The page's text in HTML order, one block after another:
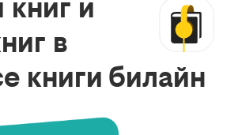
книг и
в
книги билайн